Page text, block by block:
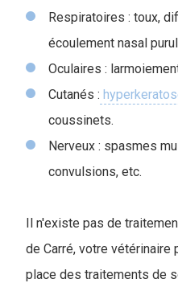
Respiratoires : toux,
écoulement nasal
Oculaires :
Cutanés :
coussinets.
Nerveux : spasmes
convulsions, etc.
Il n'existe pas de
de Carré, votre
place des traitements de